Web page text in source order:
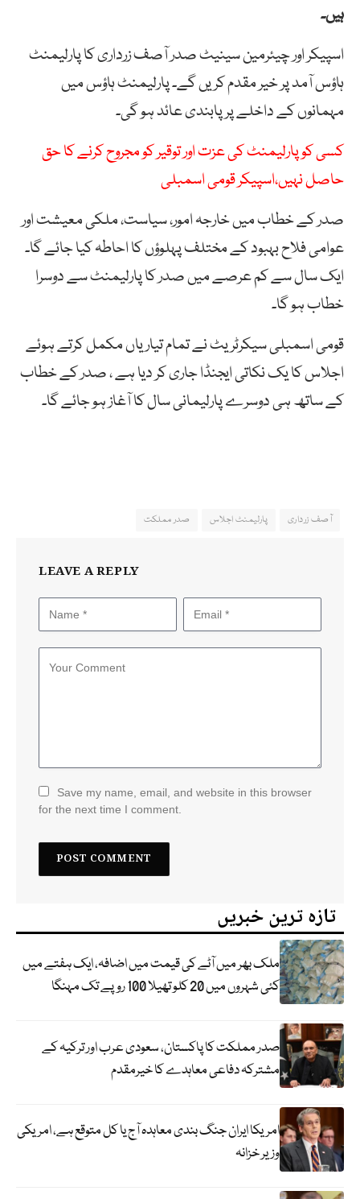
ہیں۔
اسپیکر اور چیئرمین سینیٹ صدر آصف زرداری کا پارلیمنٹ
ہاؤس آمد پر خیر مقدم کریں گے۔ پارلیمنٹ ہاؤس میں
مہمانوں کے داخلے پر پابندی عائد ہو گی۔
کسی کو پارلیمنٹ کی عزت اور توقیر کو مجروح کرنے کا حق
حاصل نہیں،اسپیکر قومی اسمبلی
صدر کے خطاب میں خارجہ امور، سیاست، ملکی معیشت اور
عوامی فلاح بہبود کے مختلف پہلوؤں کا احاطہ کیا جائے گا۔
ایک سال سے کم عرصے میں صدر کا پارلیمنٹ سے دوسرا
خطاب ہو گا۔
قومی اسمبلی سیکرٹریٹ نے تمام تیاریاں مکمل کرتے ہوئے
اجلاس کا یک نکاتی ایجنڈا جاری کر دیا ہے ، صدر کے خطاب
کے ساتھ ہی دوسرے پارلیمانی سال کا آغاز ہو جائے گا۔
آصف زرداری پارلیمنٹ اجلاس صدر مملکت
LEAVE A REPLY
Save my name, email, and website in this browser
for the next time I comment.
تازہ ترین خبریں
ملک بھر میں آٹے کی قیمت میں اضافہ، ایک ہفتے میں
کئی شہروں میں 20 کلو تھیلا 100 روپے تک مہنگا
صدر مملکت کا پاکستان، سعودی عرب اور ترکیہ کے
مشترکہ دفاعی معاہدے کا خیرمقدم
امریکا ایران جنگ بندی معاہدہ آج یا کل متوقع ہے، امریکی
وزیر خزانہ